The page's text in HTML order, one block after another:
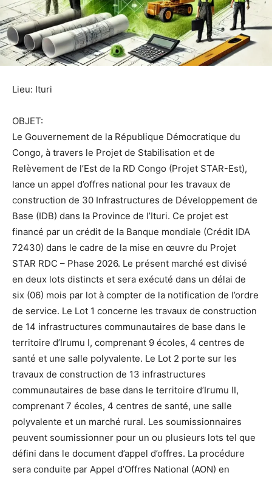
Lieu: Ituri
OBJET:
Le Gouvernement de la République Démocratique du
Congo, à travers le Projet de Stabilisation et de
Relèvement de l’Est de la RD Congo (Projet STAR-Est),
lance un appel d’offres national pour les travaux de
construction de 30 Infrastructures de Développement de
Base (IDB) dans la Province de l’Ituri. Ce projet est
financé par un crédit de la Banque mondiale (Crédit IDA
72430) dans le cadre de la mise en œuvre du Projet
STAR RDC – Phase 2026. Le présent marché est divisé
en deux lots distincts et sera exécuté dans un délai de
six (06) mois par lot à compter de la notification de l’ordre
de service. Le Lot 1 concerne les travaux de construction
de 14 infrastructures communautaires de base dans le
territoire d’Irumu I, comprenant 9 écoles, 4 centres de
santé et une salle polyvalente. Le Lot 2 porte sur les
travaux de construction de 13 infrastructures
communautaires de base dans le territoire d’Irumu II,
comprenant 7 écoles, 4 centres de santé, une salle
polyvalente et un marché rural. Les soumissionnaires
peuvent soumissionner pour un ou plusieurs lots tel que
défini dans le document d’appel d’offres. La procédure
sera conduite par Appel d’Offres National (AON) en